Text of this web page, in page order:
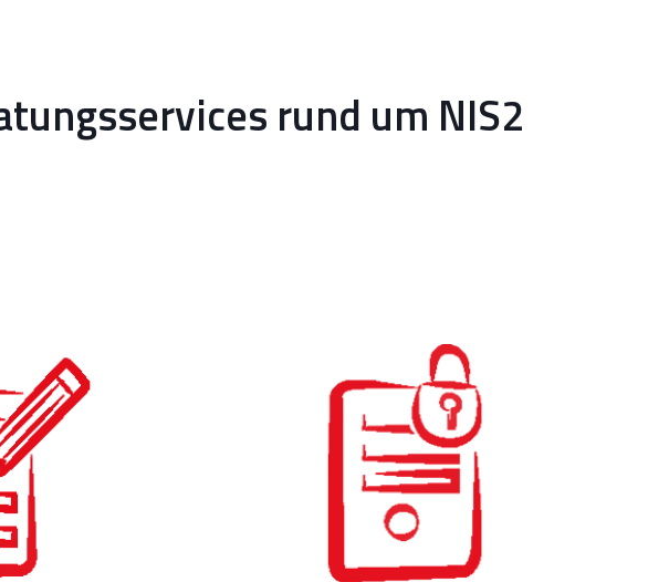
rund um NIS2
für Audits
GAP-Analyse & Management-
mit Reifegradbewertung
und Maßnahmenplan zur NIS2-